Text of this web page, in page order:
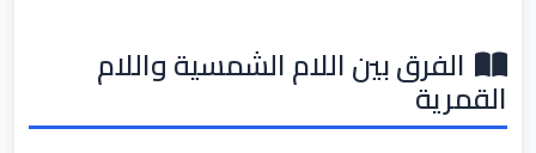
الفرق بين اللام الشمسية واللام
القمرية